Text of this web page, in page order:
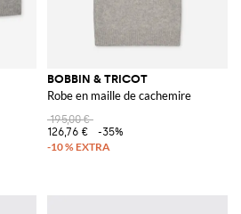
BOBBIN & TRICOT
Robe en maille de cachemire
195,00 €
126,76 €
-35%